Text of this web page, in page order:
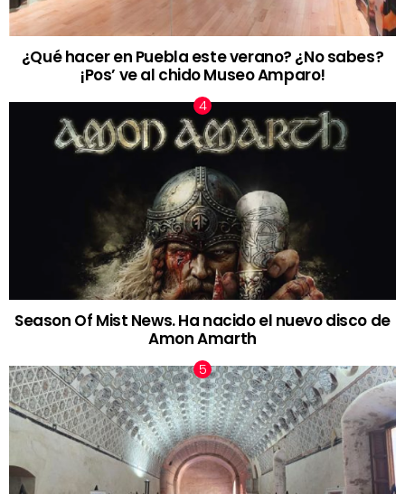
¿Qué hacer en Puebla este verano? ¿No sabes?
¡Pos’ ve al chido Museo Amparo!
Season Of Mist News. Ha nacido el nuevo disco de
Amon Amarth